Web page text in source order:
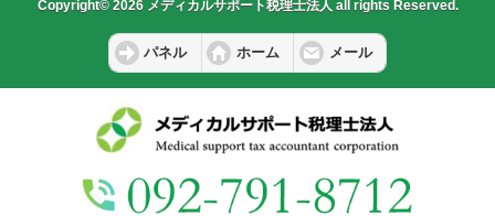
Copyright© 2026 メディカルサポート税理士法人 all rights Reserved.
パネル ホーム メール